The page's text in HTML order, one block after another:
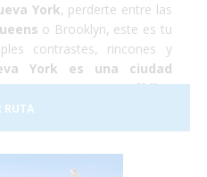
York, perderte entre las
o Brooklyn, este es tu
contrastes, rincones y
York es una ciudad
entransporte público
rodar con tu silla de
Estatua de la Libertad,
día. ¡Es una ciudad a la que
RUTA